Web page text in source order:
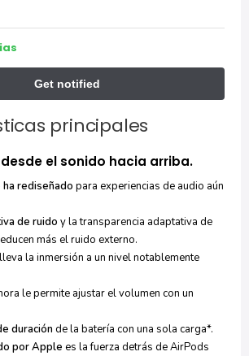
principales
el sonido hacia arriba.
rediseñado para experiencias de audio aún
de ruido y la transparencia adaptativa de
más el ruido externo.
lleva la inmersión a un nivel notablemente
le permite ajustar el volumen con un
duración de la batería con una sola carga*.
por Apple es la fuerza detrás de AirPods